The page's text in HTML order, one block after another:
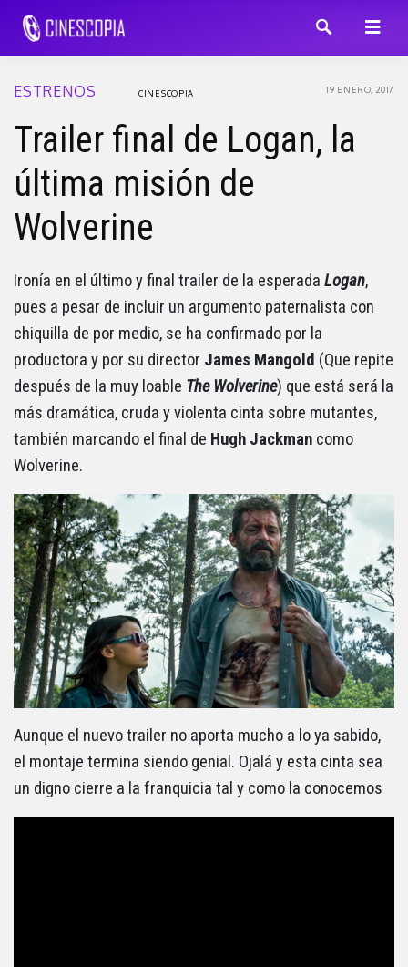
ESTRENOS 19 ENERO, 2017
CINESCOPIA
Trailer final de Logan, la
última misión de
Wolverine
Ironía en el último y final trailer de la esperada Logan,
pues a pesar de incluir un argumento paternalista con
chiquilla de por medio, se ha confirmado por la
productora y por su director James Mangold (Que repite
después de la muy loable The Wolverine) que está será la
más dramática, cruda y violenta cinta sobre mutantes,
también marcando el final de Hugh Jackman como
Wolverine.
Aunque el nuevo trailer no aporta mucho a lo ya sabido,
el montaje termina siendo genial. Ojalá y esta cinta sea
un digno cierre a la franquicia tal y como la conocemos